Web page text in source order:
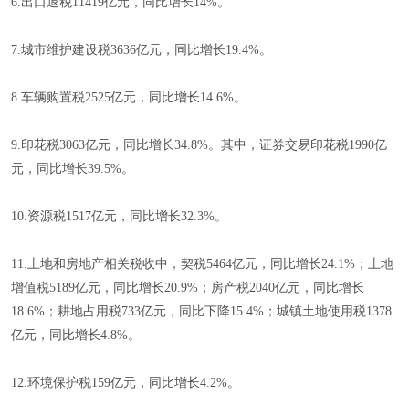
7.城市维护建设税3636亿元，同比增长19.4%。
8.车辆购置税2525亿元，同比增长14.6%。
9.印花税3063亿元，同比增长34.8%。其中，证券交易印花税1990亿
元，同比增长39.5%。
10.资源税1517亿元，同比增长32.3%。
11.土地和房地产相关税收中，契税5464亿元，同比增长24.1%；土地
增值税5189亿元，同比增长20.9%；房产税2040亿元，同比增长
18.6%；耕地占用税733亿元，同比下降15.4%；城镇土地使用税1378
亿元，同比增长4.8%。
12.环境保护税159亿元，同比增长4.2%。